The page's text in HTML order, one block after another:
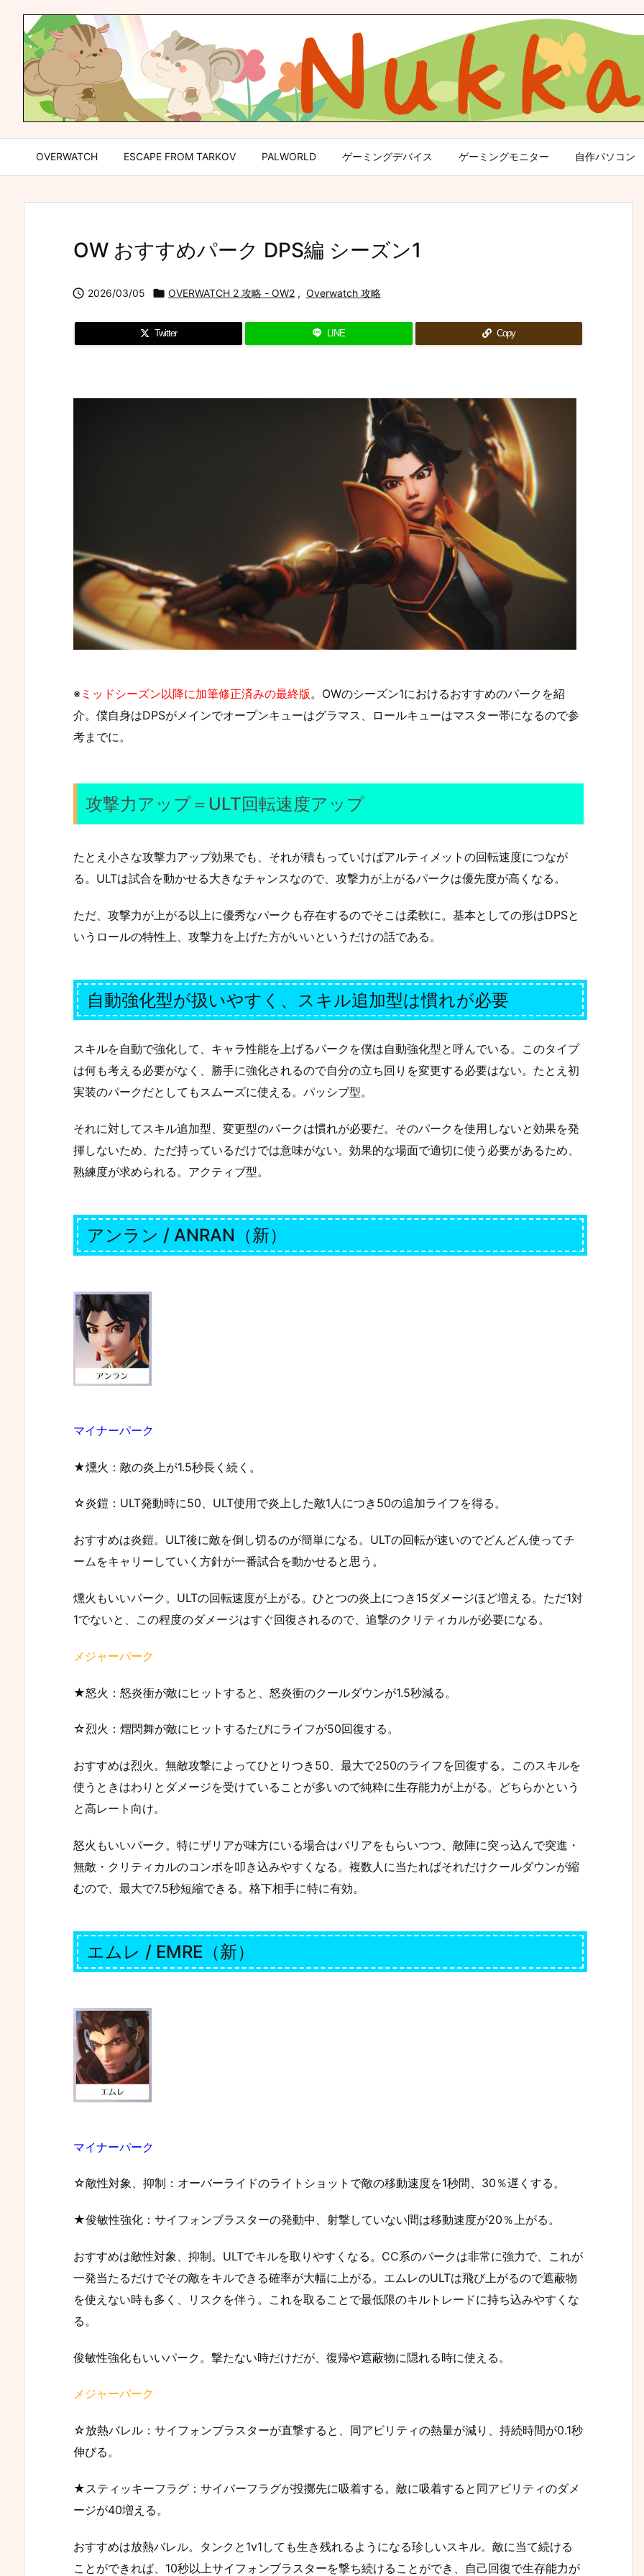
OVERWATCH ESCAPE FROM TARKOV PALWORLD ゲーミングデバイス ゲーミングモニター 自作パソコン
OW おすすめパーク DPS編 シーズン1
 2026/03/05  OVERWATCH 2 攻略 - OW2 , Overwatch 攻略
Twitter LINE Copy
※ ミッドシーズン以降に加筆修正済みの最終版 。OWのシーズン1におけるおすすめのパークを紹
介。僕自身はDPSがメインでオープンキューはグラマス、ロールキューはマスター帯になるので参
考までに。
攻撃力アップ＝ULT回転速度アップ
たとえ小さな攻撃力アップ効果でも、それが積もっていけばアルティメットの回転速度につなが
る。ULTは試合を動かせる大きなチャンスなので、攻撃力が上がるパークは優先度が高くなる。
ただ、攻撃力が上がる以上に優秀なパークも存在するのでそこは柔軟に。基本としての形はDPSと
いうロールの特性上、攻撃力を上げた方がいいというだけの話である。
自動強化型が扱いやすく、スキル追加型は慣れが必要
スキルを自動で強化して、キャラ性能を上げるパークを僕は自動強化型と呼んでいる。このタイプ
は何も考える必要がなく、勝手に強化されるので自分の立ち回りを変更する必要はない。たとえ初
実装のパークだとしてもスムーズに使える。パッシブ型。
それに対してスキル追加型、変更型のパークは慣れが必要だ。そのパークを使用しないと効果を発
揮しないため、ただ持っているだけでは意味がない。効果的な場面で適切に使う必要があるため、
熟練度が求められる。アクティブ型。
アンラン / ANRAN（新）
マイナーパーク
★燻火：敵の炎上が1.5秒長く続く。
☆炎鎧：ULT発動時に50、ULT使用で炎上した敵1人につき50の追加ライフを得る。
おすすめは炎鎧。ULT後に敵を倒し切るのが簡単になる。ULTの回転が速いのでどんどん使ってチ
ームをキャリーしていく方針が一番試合を動かせると思う。
燻火もいいパーク。ULTの回転速度が上がる。ひとつの炎上につき15ダメージほど増える。ただ1対
1でないと、この程度のダメージはすぐ回復されるので、追撃のクリティカルが必要になる。
メジャーパーク
★怒火：怒炎衝が敵にヒットすると、怒炎衝のクールダウンが1.5秒減る。
☆烈火：熠閃舞が敵にヒットするたびにライフが50回復する。
おすすめは烈火。無敵攻撃によってひとりつき50、最大で250のライフを回復する。このスキルを
使うときはわりとダメージを受けていることが多いので純粋に生存能力が上がる。どちらかという
と高レート向け。
怒火もいいパーク。特にザリアが味方にいる場合はバリアをもらいつつ、敵陣に突っ込んで突進・
無敵・クリティカルのコンボを叩き込みやすくなる。複数人に当たればそれだけクールダウンが縮
むので、最大で7.5秒短縮できる。格下相手に特に有効。
エムレ / EMRE（新）
マイナーパーク
☆敵性対象、抑制：オーバーライドのライトショットで敵の移動速度を1秒間、30％遅くする。
★俊敏性強化：サイフォンブラスターの発動中、射撃していない間は移動速度が20％上がる。
おすすめは敵性対象、抑制。ULTでキルを取りやすくなる。CC系のパークは非常に強力で、これが
一発当たるだけでその敵をキルできる確率が大幅に上がる。エムレのULTは飛び上がるので遮蔽物
を使えない時も多く、リスクを伴う。これを取ることで最低限のキルトレードに持ち込みやすくな
る。
俊敏性強化もいいパーク。撃たない時だけだが、復帰や遮蔽物に隠れる時に使える。
メジャーパーク
☆放熱バレル：サイフォンブラスターが直撃すると、同アビリティの熱量が減り、持続時間が0.1秒
伸びる。
★スティッキーフラグ：サイバーフラグが投擲先に吸着する。敵に吸着すると同アビリティのダメ
ージが40増える。
おすすめは放熱バレル。タンクと1v1しても生き残れるようになる珍しいスキル。敵に当て続ける
ことができれば、10秒以上サイフォンブラスターを撃ち続けることができ、自己回復で生存能力が